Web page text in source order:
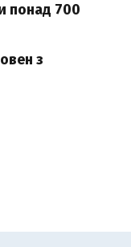
понад 700
з